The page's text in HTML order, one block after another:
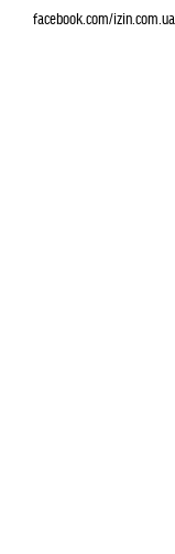
facebook.com/izin.com.ua